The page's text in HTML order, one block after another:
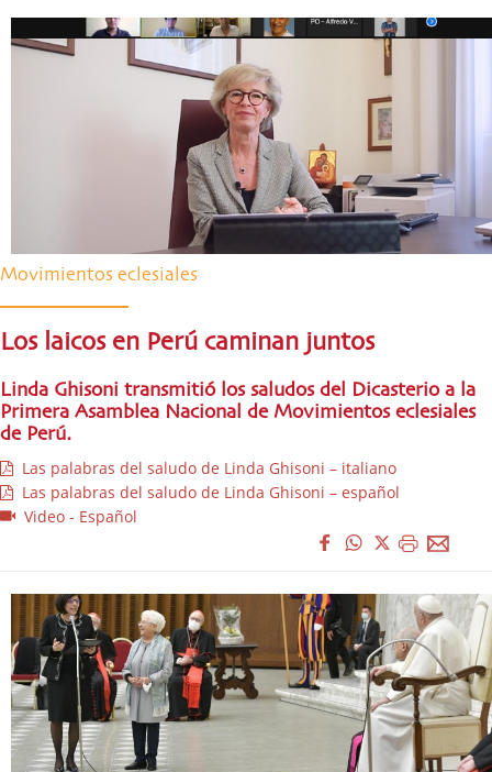
Movimientos eclesiales
Los laicos en Perú caminan juntos
Linda Ghisoni transmitió los saludos del Dicasterio a la
Primera Asamblea Nacional de Movimientos eclesiales
de Perú.
Las palabras del saludo de Linda Ghisoni – italiano
Las palabras del saludo de Linda Ghisoni – español
Video - Español